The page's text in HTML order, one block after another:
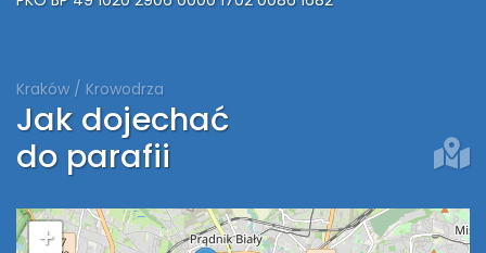
Kraków / Krowodrza
Jak dojechać
do parafii
+